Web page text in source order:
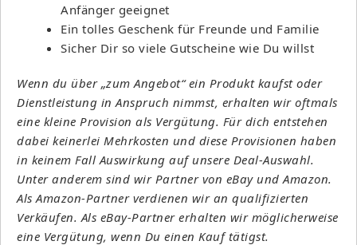
Anfänger geeignet
Ein tolles Geschenk für Freunde und Familie
Sicher Dir so viele Gutscheine wie Du willst
Wenn du über „zum Angebot“ ein Produkt kaufst oder
Dienstleistung in Anspruch nimmst, erhalten wir oftmals
eine kleine Provision als Vergütung. Für dich entstehen
dabei keinerlei Mehrkosten und diese Provisionen haben
in keinem Fall Auswirkung auf unsere Deal-Auswahl.
Unter anderem sind wir Partner von eBay und Amazon.
Als Amazon-Partner verdienen wir an qualifizierten
Verkäufen. Als eBay-Partner erhalten wir möglicherweise
eine Vergütung, wenn Du einen Kauf tätigst.